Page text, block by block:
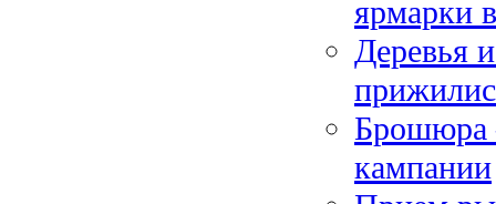
ярмарки
Деревья
Брошюра
кампании